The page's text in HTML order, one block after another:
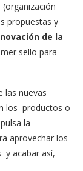
propuestas y
de la
sello para
las nuevas
los productos o
la
aprovechar los
y acabar así,